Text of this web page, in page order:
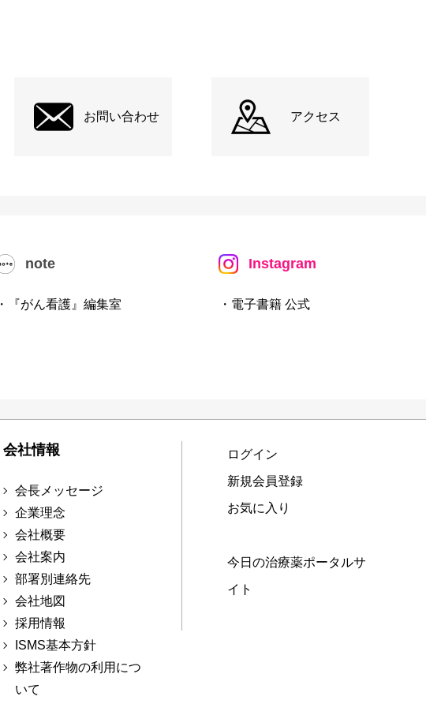
お問い合わせ アクセス
note
・『がん看護』編集室
Instagram
・電子書籍 公式
会社情報
会長メッセージ
企業理念
会社概要
会社案内
部署別連絡先
会社地図
採用情報
ISMS基本方針
弊社著作物の利用につ
いて
ログイン
新規会員登録
お気に入り
今日の治療薬ポータルサ
イト